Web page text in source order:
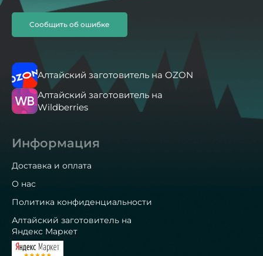
Сообщить об ошибке
Алтайский заготовитель на OZON
Алтайский заготовитель на
Wildberries
Информация
Доставка и оплата
О нас
Политика конфиденциальности
Алтайский заготовитель на
Яндекс Маркет